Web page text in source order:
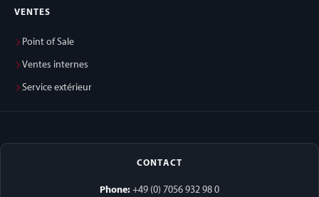
VENTES
Point of Sale
Ventes internes
Service extérieur
CONTACT
Phone: +49 (0) 7056 932 98 0